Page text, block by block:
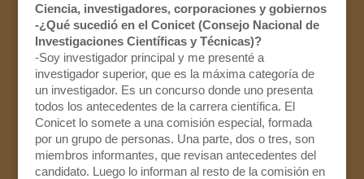
Ciencia, investigadores, corporaciones y gobiernos
-¿Qué sucedió en el Conicet (Consejo Nacional de
Investigaciones Científicas y Técnicas)?
-Soy investigador principal y me presenté a
investigador superior, que es la máxima categoría de
un investigador. Es un concurso donde uno presenta
todos los antecedentes de la carrera científica. El
Conicet lo somete a una comisión especial, formada
por un grupo de personas. Una parte, dos o tres, son
miembros informantes, que revisan antecedentes del
candidato. Luego lo informan al resto de la comisión en